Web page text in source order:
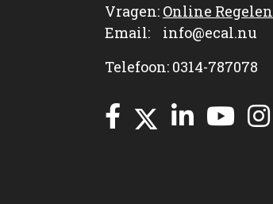
Vragen: Online Regelen
Email: info@ecal.nu
Telefoon: 0314-787078